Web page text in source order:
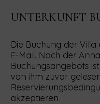
UNTERKUNFT
Die Buchung der
E-Mail. Nach der
Buchungsangebots
von ihm zuvor
akzeptieren.